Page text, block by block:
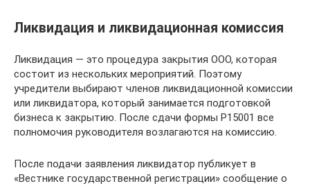
Ликвидация и ликвидационная комиссия
Ликвидация — это процедура закрытия ООО, которая
состоит из нескольких мероприятий. Поэтому
учредители выбирают членов ликвидационной комиссии
или ликвидатора, который занимается подготовкой
бизнеса к закрытию. После сдачи формы Р15001 все
полномочия руководителя возлагаются на комиссию.
После подачи заявления ликвидатор публикует в
«Вестнике государственной регистрации» сообщение о